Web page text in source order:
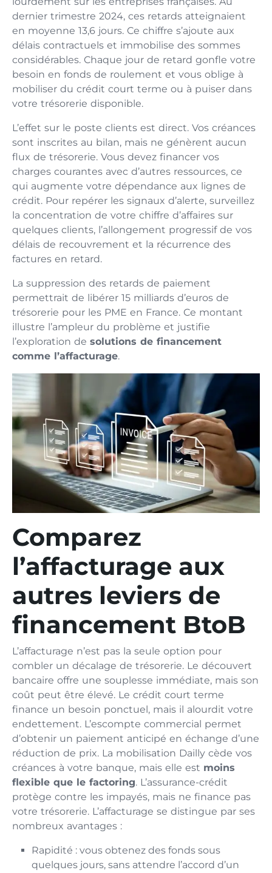
dernier trimestre 2024, ces retards atteignaient
en moyenne 13,6 jours. Ce chiffre s’ajoute aux
délais contractuels et immobilise des sommes
considérables. Chaque jour de retard gonfle votre
besoin en fonds de roulement et vous oblige à
mobiliser du crédit court terme ou à puiser dans
votre trésorerie disponible.
L’effet sur le poste clients est direct. Vos créances
sont inscrites au bilan, mais ne génèrent aucun
flux de trésorerie. Vous devez financer vos
charges courantes avec d’autres ressources, ce
qui augmente votre dépendance aux lignes de
crédit. Pour repérer les signaux d’alerte, surveillez
la concentration de votre chiffre d’affaires sur
quelques clients, l’allongement progressif de vos
délais de recouvrement et la récurrence des
factures en retard.
La suppression des retards de paiement
permettrait de libérer 15 milliards d’euros de
trésorerie pour les PME en France. Ce montant
illustre l’ampleur du problème et justifie
l’exploration de solutions de financement
comme l’affacturage.
Comparez
l’affacturage aux
autres leviers de
financement BtoB
L’affacturage n’est pas la seule option pour
combler un décalage de trésorerie. Le découvert
bancaire offre une souplesse immédiate, mais son
coût peut être élevé. Le crédit court terme
finance un besoin ponctuel, mais il alourdit votre
endettement. L’escompte commercial permet
d’obtenir un paiement anticipé en échange d’une
réduction de prix. La mobilisation Dailly cède vos
créances à votre banque, mais elle est moins
flexible que le factoring. L’assurance-crédit
protège contre les impayés, mais ne finance pas
votre trésorerie. L’affacturage se distingue par ses
nombreux avantages :
Rapidité : vous obtenez des fonds sous
quelques jours, sans attendre l’accord d’un